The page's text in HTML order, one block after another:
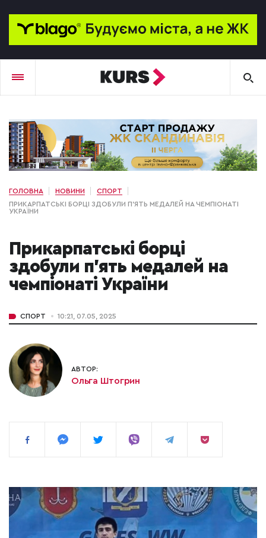
ГОЛОВНА НОВИНИ
СПОРТ
ПРИКАРПАТСЬКІ БОРЦІ ЗДОБУЛИ П'ЯТЬ МЕДАЛЕЙ НА ЧЕМПІОНАТІ
УКРАЇНИ
Прикарпатські борці
здобули п'ять медалей на
чемпіонаті України
СПОРТ 10:21, 07.05, 2025
АВТОР:
Ольга Штогрин